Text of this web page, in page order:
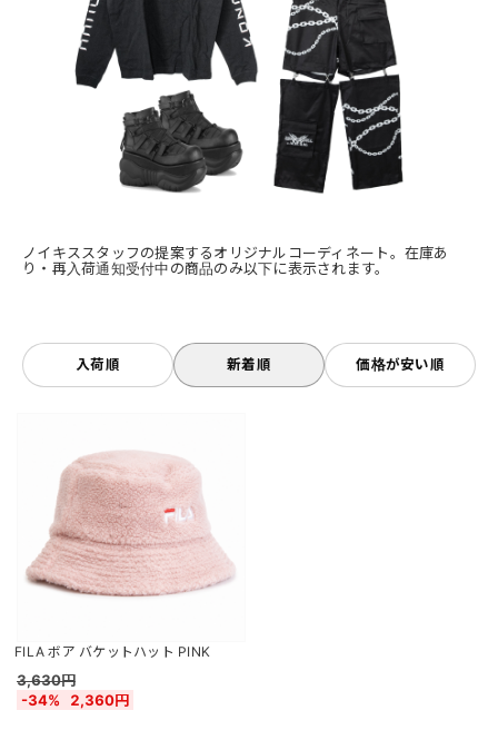
ノイキススタッフの提案するオリジナルコーディネート。在庫あ
り・再入荷通知受付中の商品のみ以下に表示されます。
入荷順 新着順 価格が安い順
FILA ボア バケットハット PINK
3,630円
-34%
2,360円